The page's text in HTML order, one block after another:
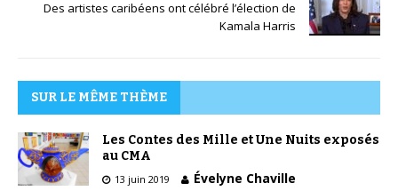
Des artistes caribéens ont célébré l’élection de
Kamala Harris
SUR LE MÊME THÈME
Les Contes des Mille et Une Nuits exposés
au CMA
13 juin 2019 Évelyne Chaville